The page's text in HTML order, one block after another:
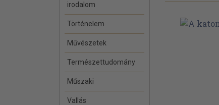
irodalom
Történelem
Művészetek
Természettudomány
Műszaki
Vallás